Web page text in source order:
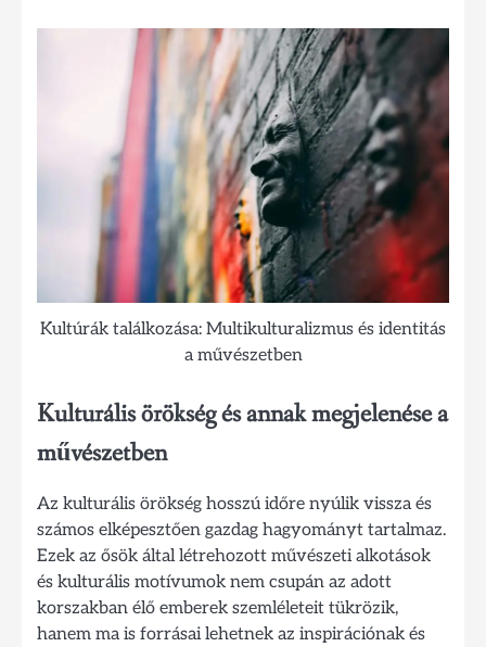
Kultúrák találkozása: Multikulturalizmus és identitás
a művészetben
Kulturális örökség és annak megjelenése a
művészetben
Az kulturális örökség hosszú időre nyúlik vissza és
számos elképesztően gazdag hagyományt tartalmaz.
Ezek az ősök által létrehozott művészeti alkotások
és kulturális motívumok nem csupán az adott
korszakban élő emberek szemléleteit tükrözik,
hanem ma is forrásai lehetnek az inspirációnak és